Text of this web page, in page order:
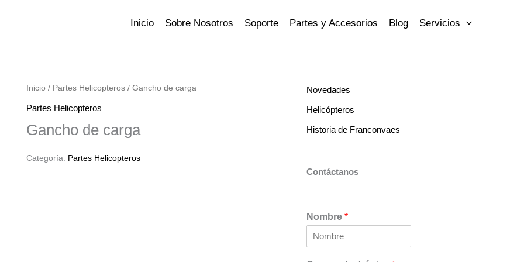
Inicio Sobre Nosotros Soporte Partes y Accesorios Blog Servicios
Inicio / Partes Helicopteros/ Gancho de carga
Partes Helicopteros
Gancho de carga
Categoría: Partes Helicopteros
Novedades
Helicópteros
Historia de Franconvaes
Contáctanos
Nombre *